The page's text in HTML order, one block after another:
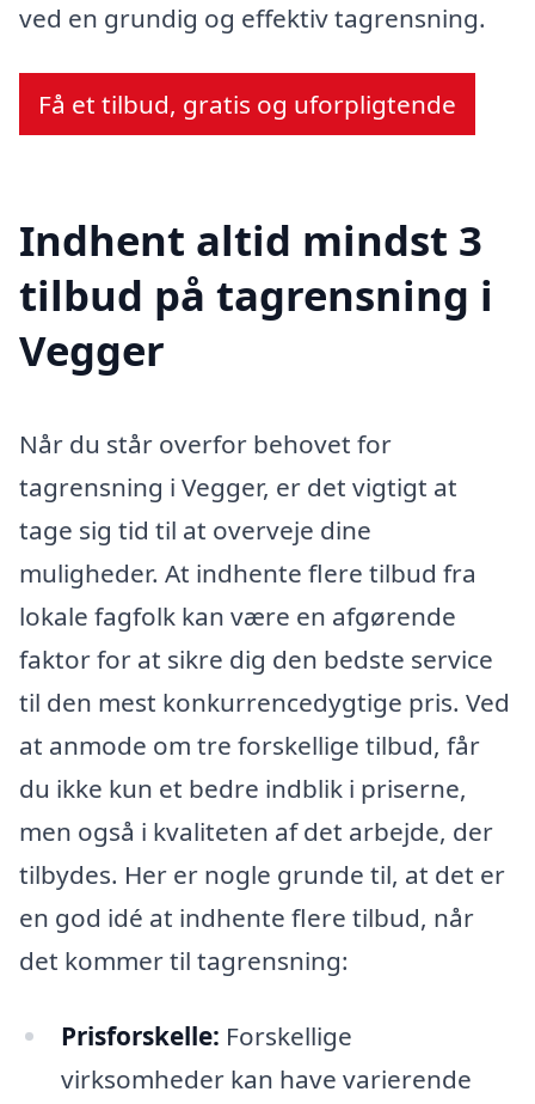
ved en grundig og effektiv tagrensning.
Få et tilbud, gratis og uforpligtende
Indhent altid mindst 3
tilbud på tagrensning i
Vegger
Når du står overfor behovet for
tagrensning i Vegger, er det vigtigt at
tage sig tid til at overveje dine
muligheder. At indhente flere tilbud fra
lokale fagfolk kan være en afgørende
faktor for at sikre dig den bedste service
til den mest konkurrencedygtige pris. Ved
at anmode om tre forskellige tilbud, får
du ikke kun et bedre indblik i priserne,
men også i kvaliteten af det arbejde, der
tilbydes. Her er nogle grunde til, at det er
en god idé at indhente flere tilbud, når
det kommer til tagrensning:
Prisforskelle: Forskellige
virksomheder kan have varierende